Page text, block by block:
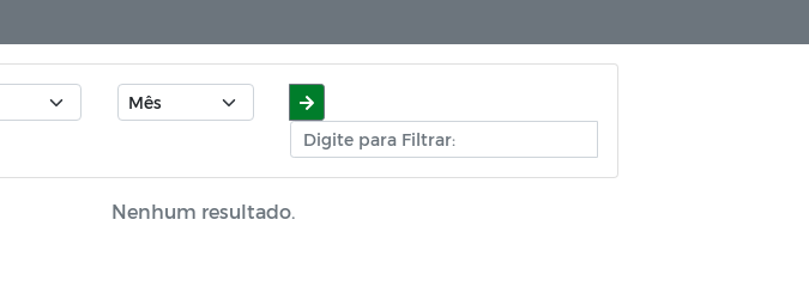
Nenhum resultado.